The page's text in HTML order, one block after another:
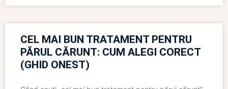
CEL MAI BUN TRATAMENT PENTRU
PĂRUL CĂRUNT: CUM ALEGI CORECT
(GHID ONEST)